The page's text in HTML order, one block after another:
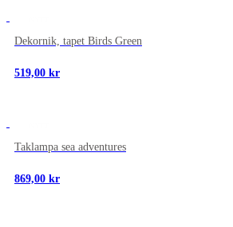
Dekornik, tapet Birds Green
519,00 kr
Taklampa sea adventures
869,00 kr